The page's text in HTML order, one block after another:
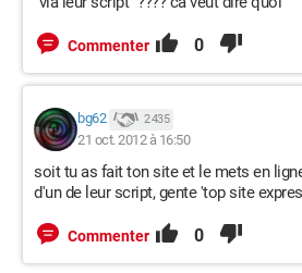
Commenter 0
bg62 2 435
21 oct. 2012 à 16:50
soit tu as fait ton site et le mets en
d'un de leur script, gente 'top site
Commenter 0